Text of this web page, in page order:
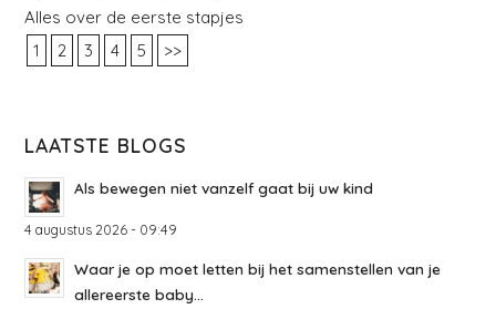
Alles over de eerste stapjes
1
2 3 4 5 >>
LAATSTE BLOGS
Als bewegen niet vanzelf gaat bij uw kind
4 augustus 2026 - 09:49
Waar je op moet letten bij het samenstellen van je
allereerste baby...